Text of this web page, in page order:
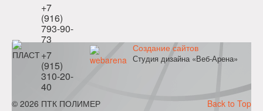
+7
(916)
793-90-
73
+7
(915)
310-20-
40
Создание сайтов
Студия дизайна «Веб-Арена»
Back to Top
© 2026 ПТК ПОЛИМЕР